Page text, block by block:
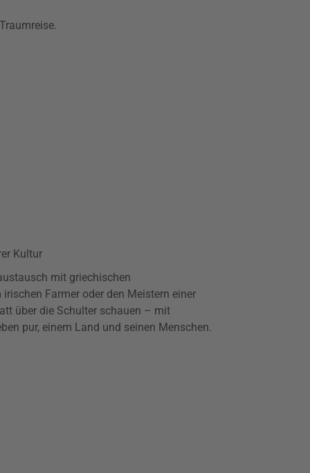
Kultur
mit griechischen
Farmer oder den Meistern einer
über die Schulter schauen – mit
pur, einem Land und seinen Menschen.